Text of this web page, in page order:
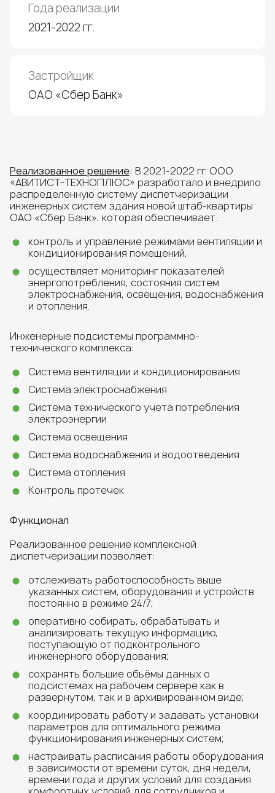
Года реализации
2021-2022 гг.
Застройщик
ОАО «Сбер Банк»
Реализованное решение: В 2021-2022 гг. ООО
«АВИТИСТ-ТЕХНОПЛЮС» разработало и внедрило
распределенную систему диспетчеризации
инженерных систем здания новой штаб-квартиры
ОАО «Сбер Банк», которая обеспечивает:
контроль и управление режимами вентиляции и
кондиционирования помещений,
осуществляет мониторинг показателей
энергопотребления, состояния систем
электроснабжения, освещения, водоснабжения
и отопления.
Инженерные подсистемы программно-
технического комплекса:
Система вентиляции и кондиционирования
Система электроснабжения
Система технического учета потребления
электроэнергии
Система освещения
Система водоснабжения и водоотведения
Система отопления
Контроль протечек
Функционал
Реализованное решение комплексной
диспетчеризации позволяет:
отслеживать работоспособность выше
указанных систем, оборудования и устройств
постоянно в режиме 24/7;
оперативно собирать, обрабатывать и
анализировать текущую информацию,
поступающую от подконтрольного
инженерного оборудования;
сохранять большие объёмы данных о
подсистемах на рабочем сервере как в
развернутом, так и в архивированном виде;
координировать работу и задавать установки
параметров для оптимального режима
функционирования инженерных систем;
настраивать расписания работы оборудования
в зависимости от времени суток, дня недели,
времени года и других условий для создания